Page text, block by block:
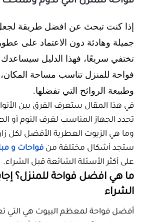
إذا كنت تبحث عن افضل طريقة
تختفي سريعًا، فهذا الدليل
فواحة للمنزل تناسب مساحة
وطبيعة الروائح التي تفضلها.
في هذا المقال ستعرف الفرق بين
تحدد الجهاز المناسب لغرف النوم أو
وما هي الزيوت العطرية الأفضل لكل
ستجد أشكال مختلفة من فواحات و
على أكثر الأسئلة الشائعة قبل
ما هي افضل فواحة للمنزل؟
الشراء
أفضل فواحة لمعظم البيوت هي التي
البارد، خصوصًا إذا كانت هادئة،
لمساحة الغرفة. هذا النوع يساعد
متوازن، ويضيف لمسة لطيفة إلى